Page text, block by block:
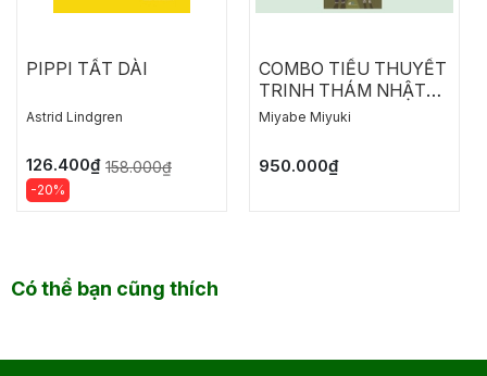
PIPPI TẤT DÀI
Astrid Lindgren
126.400₫ 158.000₫
-20%
COMBO TIỂU THUYẾT
TRINH THÁM NHẬT
BẢN: NGỤY CHỨNG
Miyabe Miyuki
950.000₫
Có thể bạn cũng thích